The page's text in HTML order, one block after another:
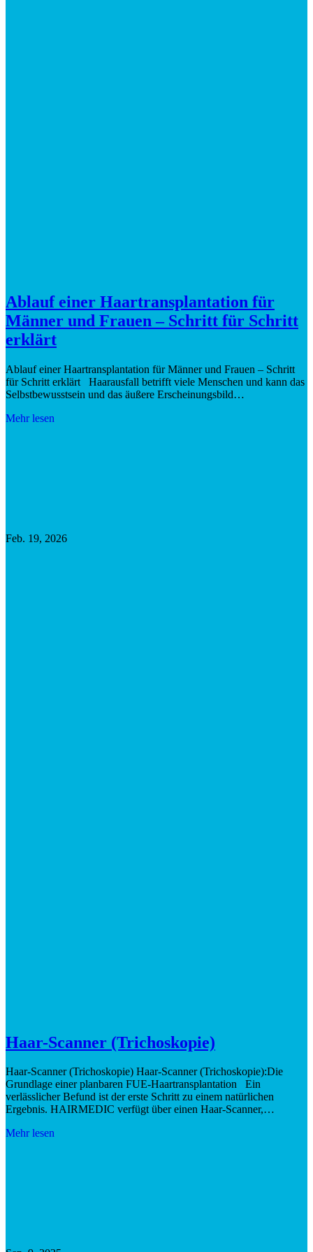
Ablauf einer Haartransplantation für
Männer und Frauen – Schritt für Schritt
erklärt
Ablauf einer Haartransplantation für Männer und Frauen – Schritt
für Schritt erklärt Haarausfall betrifft viele Menschen und kann das
Selbstbewusstsein und das äußere Erscheinungsbild…
Mehr lesen
Feb. 19, 2026
Haar-Scanner (Trichoskopie)
Haar-Scanner (Trichoskopie) Haar-Scanner (Trichoskopie):Die
Grundlage einer planbaren FUE-Haartransplantation Ein
verlässlicher Befund ist der erste Schritt zu einem natürlichen
Ergebnis. HAIRMEDIC verfügt über einen Haar-Scanner,…
Mehr lesen